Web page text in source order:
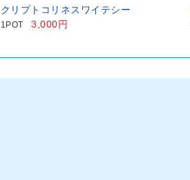
クリプトコリネスワイテシー
1POT 3,000円